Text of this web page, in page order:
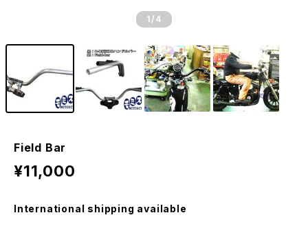
1 /4
Field Bar
¥11,000
International shipping available